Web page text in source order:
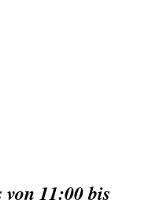
von 11:00 bis